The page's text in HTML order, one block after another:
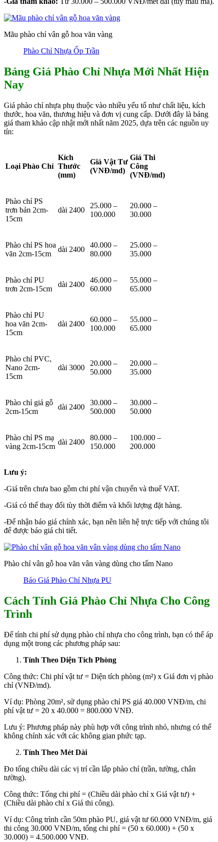
Mãu phào chỉ vân gỗ hoa văn vàng
Phào Chỉ Nhựa Ốp Trần
Bảng Giá Phào Chỉ Nhựa Mới Nhất Hiện
Nay
Giá phào chỉ nhựa phụ thuộc vào nhiều yếu tố như chất liệu, kích
thước, hoa văn, thương hiệu và đơn vị cung cấp. Dưới đây là bảng
giá tham khảo cập nhật mới nhất năm 2025, dựa trên các nguồn uy
tín:
Loại Phào Chỉ
Kích
Thước
(mm)
Giá Vật Tư
(VNĐ/md)
Giá Thi
Công
(VNĐ/md)
Phào chỉ PS
trơn bản 2cm-
15cm
dài 2400
25.000 –
100.000
20.000 –
30.000
Phào chỉ PS hoa
văn 2cm-15cm
dài 2400
40.000 –
80.000
25.000 –
35.000
Phào chỉ PU
trơn 2cm-15cm
dài 2400
46.000 –
60.000
55.000 –
65.000
Phào chỉ PU
hoa văn 2cm-
15cm
dài 2400
60.000 –
100.000
55.000 –
65.000
Phào chỉ PVC,
Nano 2cm-
15cm
dài 3000
20.000 –
50.000
20.000 –
35.000
Phào chỉ giả gỗ
2cm-15cm
dài 2400
30.000 –
500.000
30.000 –
50.000
Phào chỉ PS mạ
vàng 2cm-15cm
dài 2400
80.000 –
150.000
100.000 –
200.000
Lưu ý:
-Giá trên chưa bao gồm chi phí vận chuyển và thuế VAT.
-Giá có thể thay đổi tùy thời điểm và khối lượng đặt hàng.
-Để nhận báo giá chính xác, bạn nên liên hệ trực tiếp với chúng tôi
để được báo giá chi tiết.
Phào chỉ vân gỗ hoa văn vân vàng dùng cho tấm Nano
Báo Giá Phào Chỉ Nhựa PU
Cách Tính Giá Phào Chỉ Nhựa Cho Công
Trình
Để tính chi phí sử dụng phào chỉ nhựa cho công trình, bạn có thể áp
dụng một trong các phương pháp sau:
Tính Theo Diện Tích Phòng
Công thức: Chi phí vật tư = Diện tích phòng (m²) x Giá đơn vị phào
chỉ (VNĐ/md).
Ví dụ: Phòng 20m², sử dụng phào chỉ PS giá 40.000 VNĐ/m, chi
phí vật tư = 20 x 40.000 = 800.000 VNĐ.
Lưu ý: Phương pháp này phù hợp với công trình nhỏ, nhưng có thể
không chính xác với các không gian phức tạp.
Tính Theo Mét Dài
Đo tổng chiều dài các vị trí cần lắp phào chỉ (trần, tường, chân
tường).
Công thức: Tổng chi phí = (Chiều dài phào chỉ x Giá vật tư) +
(Chiều dài phào chỉ x Giá thi công).
Ví dụ: Công trình cần 50m phào PU, giá vật tư 60.000 VNĐ/m, giá
thi công 30.000 VNĐ/m, tổng chi phí = (50 x 60.000) + (50 x
30.000) = 4.500.000 VNĐ.